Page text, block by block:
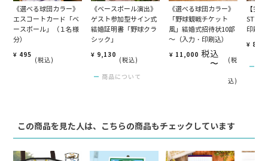
《選べる球団カラー》
エスコートカード「ベ
ースボール」（１名様
分）
¥ 495
税込
《ベースボール演出》
ゲスト参加型サイン式
結婚証明書「野球クラ
シック」
¥ 9,130
税込
商品について
《選べる球団カラー》
「野球観戦チケット
風」結婚式招待状10部
～（入力・印刷込）
¥ 11,000 税込
〜
税
込
【完
印刷込
¥ 880
この商品を見た人は、こちらの商品もチェックしています